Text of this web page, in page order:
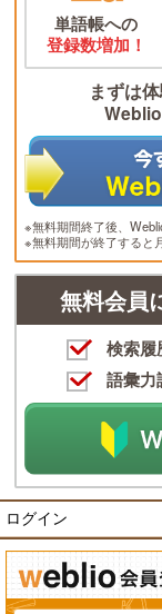
単語帳への
登録数増加！
まずは
※無料期間終了後、
※無料期間が終了すると
無料会員
検索履
語彙力
ログイン